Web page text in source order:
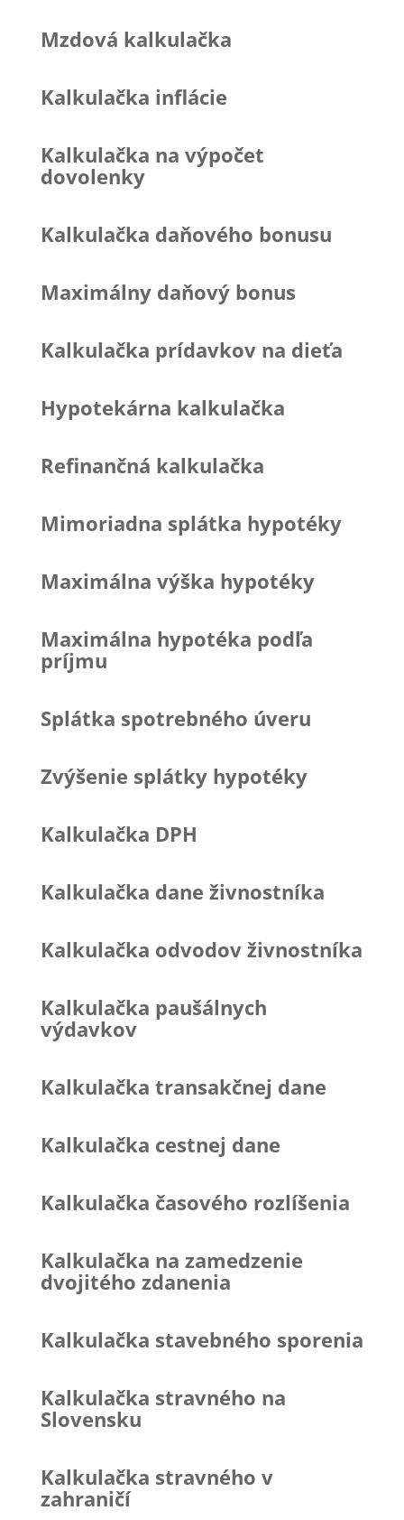
Mzdová kalkulačka
Kalkulačka inflácie
Kalkulačka na výpočet
dovolenky
Kalkulačka daňového bonusu
Maximálny daňový bonus
Kalkulačka prídavkov na dieťa
Hypotekárna kalkulačka
Refinančná kalkulačka
Mimoriadna splátka hypotéky
Maximálna výška hypotéky
Maximálna hypotéka podľa
príjmu
Splátka spotrebného úveru
Zvýšenie splátky hypotéky
Kalkulačka DPH
Kalkulačka dane živnostníka
Kalkulačka odvodov živnostníka
Kalkulačka paušálnych
výdavkov
Kalkulačka transakčnej dane
Kalkulačka cestnej dane
Kalkulačka časového rozlíšenia
Kalkulačka na zamedzenie
dvojitého zdanenia
Kalkulačka stavebného sporenia
Kalkulačka stravného na
Slovensku
Kalkulačka stravného v
zahraničí